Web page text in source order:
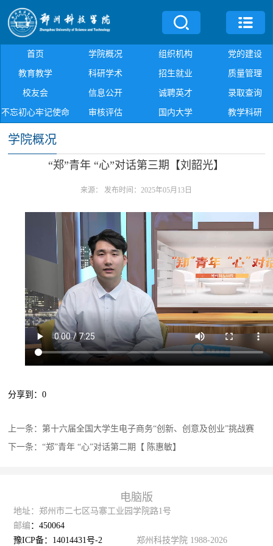
首页 学院概况 组织机构 党的建设
教育教学 科研学术 招生就业 质量管理
校友会 信息公开 诚聘英才 录取查询
不忘初心牢记使命 审核评估 国内大学 教学科研
学院概况
“郑”青年 “心”对话第三期【刘韶光】
来源： 发布时间：2025年05月13日
分享到：0
上一条： 第十六届全国大学生电子商务“创新、创意及创业”挑战赛
下一条：“郑”青年 “心”对话第二期【 陈惠敏】
电脑版
地址：郑州市二七区马寨工业园学院路1号
邮编 ：450064
豫ICP备：14014431号-2
郑州科技学院 1988-2026